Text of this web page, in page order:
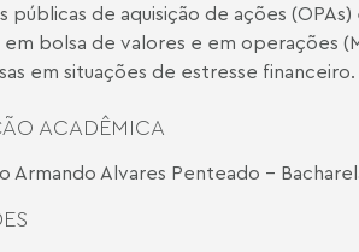
públicas de aquisição de ações
em bolsa de valores e em operações
em situações de estresse financeiro.
ACADÊMICA
Armando Alvares Penteado -